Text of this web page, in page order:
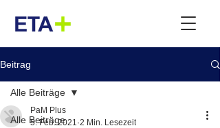
Beitrag
Alle Beiträge
Alle Beiträge
PaM Plus
5. Feb. 2021 2 Min. Lesezeit